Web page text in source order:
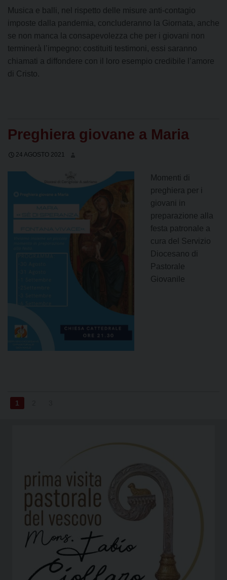
Musica e balli, nel rispetto delle misure anti-contagio
imposte dalla pandemia, concluderanno la Giornata, anche
se non manca la consapevolezza che per i giovani non
terminerà l’impegno: costituiti testimoni, essi saranno
chiamati a diffondere con il loro esempio credibile l’amore
di Cristo.
Preghiera giovane a Maria
24 AGOSTO 2021
Momenti di
preghiera per i
giovani in
preparazione alla
festa patronale a
cura del Servizio
Diocesano di
Pastorale
Giovanile
1